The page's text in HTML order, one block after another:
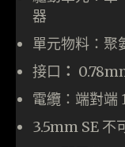
器
單元物料：聚
接口 ：
電纜：端對端
3.5mm SE 不